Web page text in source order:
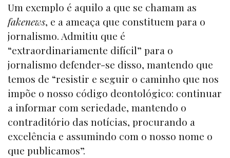
Um exemplo é aquilo a que se chamam as
fakenews, e a ameaça que constituem para o
jornalismo. Admitiu que é
“extraordinariamente difícil” para o
jornalismo defender-se disso, mantendo que
temos de “resistir e seguir o caminho que nos
impõe o nosso código deontológico: continuar
a informar com seriedade, mantendo o
contraditório das notícias, procurando a
excelência e assumindo com o nosso nome o
que publicamos”.